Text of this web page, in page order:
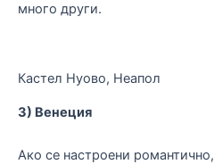
много други.
Кастел Нуово, Неапол
3) Венеция
Ако се настроени романтично,